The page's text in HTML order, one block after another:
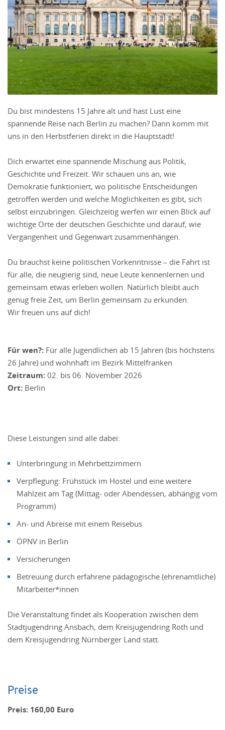
Du bist mindestens 15 Jahre alt und hast Lust eine
spannende Reise nach Berlin zu machen? Dann komm mit
uns in den Herbstferien direkt in die Hauptstadt!
Dich erwartet eine spannende Mischung aus Politik,
Geschichte und Freizeit. Wir schauen uns an, wie
Demokratie funktioniert, wo politische Entscheidungen
getroffen werden und welche Möglichkeiten es gibt, sich
selbst einzubringen. Gleichzeitig werfen wir einen Blick auf
wichtige Orte der deutschen Geschichte und darauf, wie
Vergangenheit und Gegenwart zusammenhängen.
Du brauchst keine politischen Vorkenntnisse – die Fahrt ist
für alle, die neugierig sind, neue Leute kennenlernen und
gemeinsam etwas erleben wollen. Natürlich bleibt auch
genug freie Zeit, um Berlin gemeinsam zu erkunden.
Wir freuen uns auf dich!
Für wen?: Für alle Jugendlichen ab 15 Jahren (bis höchstens
26 Jahre) und wohnhaft im Bezirk Mittelfranken
Zeitraum: 02. bis 06. November 2026
Ort: Berlin
Diese Leistungen sind alle dabei:
Unterbringung in Mehrbettzimmern
Verpflegung: Frühstück im Hostel und eine weitere
Mahlzeit am Tag (Mittag- oder Abendessen, abhängig vom
Programm)
An- und Abreise mit einem Reisebus
ÖPNV in Berlin
Versicherungen
Betreuung durch erfahrene pädagogische (ehrenamtliche)
Mitarbeiter*innen
Die Veranstaltung findet als Kooperation zwischen dem
Stadtjugendring Ansbach, dem Kreisjugendring Roth und
dem Kreisjugendring Nürnberger Land statt.
Preise
Preis: 160,00 Euro